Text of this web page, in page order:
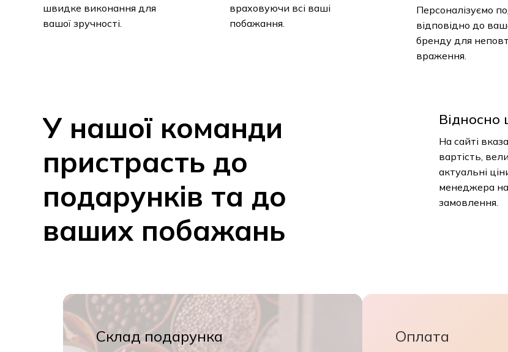
швидке виконання для
вашої зручності.
враховуючи всі ваші
побажання.
Персоналізуємо
відповідно до
бренду для
враження.
У нашої команди
пристрасть до
подарунків та до
ваших побажань
Відносно
На сайті
вартість,
актуальні
менеджера
замовлення.
Склад подарунка Оплата